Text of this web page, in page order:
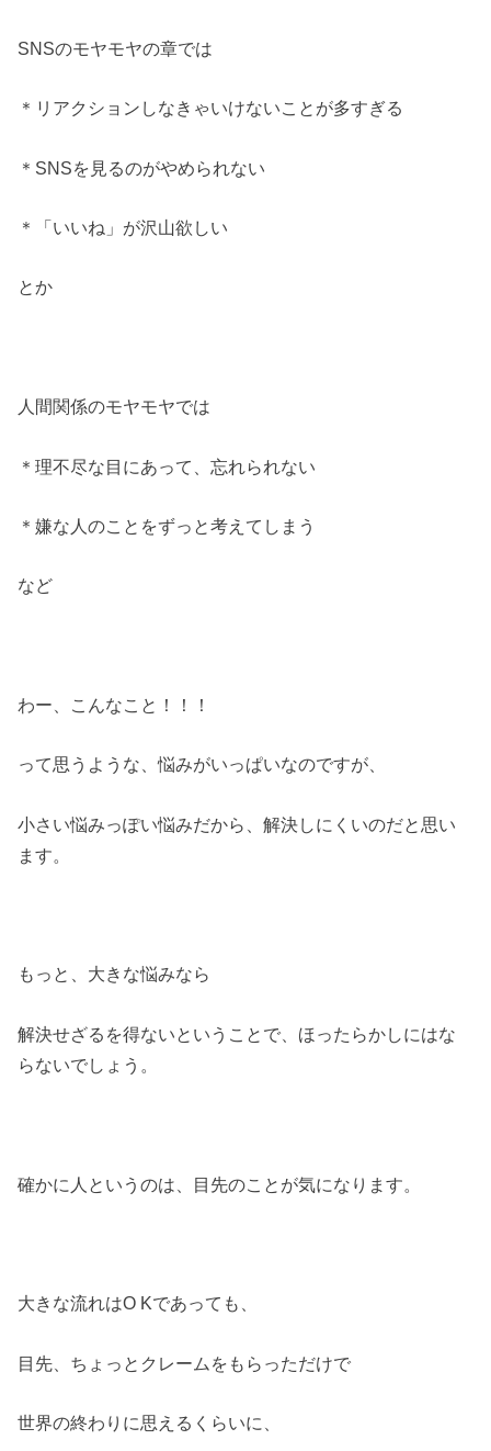
SNSのモヤモヤの章では
＊リアクションしなきゃいけないことが多すぎる
＊SNSを見るのがやめられない
＊「いいね」が沢山欲しい
とか
人間関係のモヤモヤでは
＊理不尽な目にあって、忘れられない
＊嫌な人のことをずっと考えてしまう
など
わー、こんなこと！！！
って思うような、悩みがいっぱいなのですが、
小さい悩みっぽい悩みだから、解決しにくいのだと思い
ます。
もっと、大きな悩みなら
解決せざるを得ないということで、ほったらかしにはな
らないでしょう。
確かに人というのは、目先のことが気になります。
大きな流れはO Kであっても、
目先、ちょっとクレームをもらっただけで
世界の終わりに思えるくらいに、